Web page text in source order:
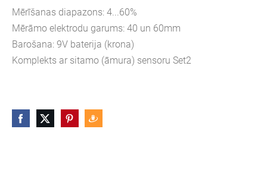
Mērīšanas diapazons: 4...60%
Mērāmo elektrodu garums: 40 un 60mm
Barošana: 9V baterija (krona)
Komplekts ar sitamo (āmura) sensoru Set2